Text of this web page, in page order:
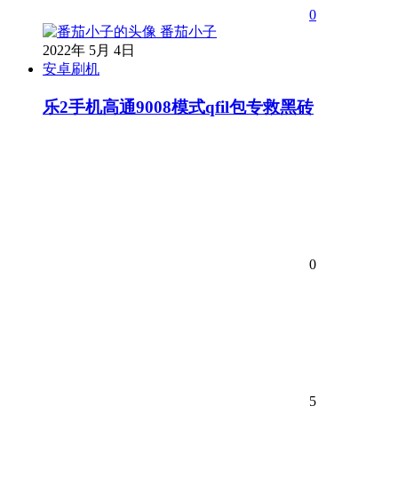
0
番茄小子
2022年 5月 4日
安卓刷机
乐2手机高通9008模式qfil包专救黑砖
0
5